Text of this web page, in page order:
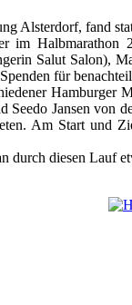
Alsterdorf, fand
Salut
für
Jansen
Am Start und
diesen